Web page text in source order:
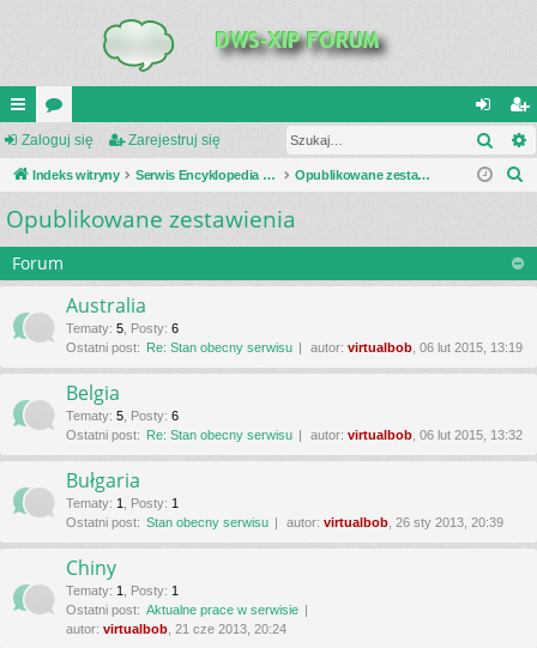
UI
C
K
_L
IN
K
or
a
al
og
si
ę
ar
ej
tru
j
ę
Zaloguj się Zarejestruj się
Indeks witryny Serwis Encyklopedia Uzbrojenia Opublikowane zestawienia
a
Opublikowane zestawienia
Forum
Australia
Tematy: 5 Posty: 6
Ostatni post: Re: Stan obecny serwisu autor: virtualbob , 06 lut 2015, 13:19
Belgia
Tematy: 5 Posty: 6
Ostatni post: Re: Stan obecny serwisu autor: virtualbob , 06 lut 2015, 13:32
Bułgaria
Tematy: 1 Posty: 1
Ostatni post: Stan obecny serwisu autor: virtualbob , 26 sty 2013, 20:39
Chiny
Tematy: 1 Posty: 1
Ostatni post: Aktualne prace w serwisie
autor: virtualbob , 21 cze 2013, 20:24